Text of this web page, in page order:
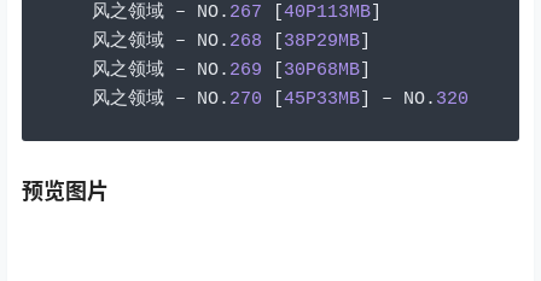
风之领域
– NO. 267 40P113MB]
风之领域
– NO. 268 38P29MB]
风之领域
– NO. 269 30P68MB]
风之领域
– NO. 270 45P33MB] – NO. 320
预览图片